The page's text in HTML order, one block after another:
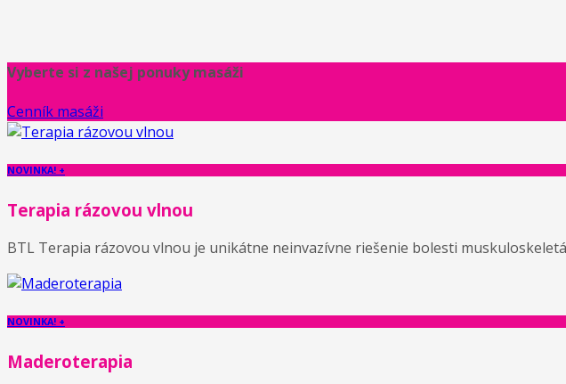
Vyberte si z našej ponuky masáži
Cenník masáži
NOVINKA! +
Terapia rázovou vlnou
BTL Terapia rázovou vlnou je unikátne neinvazívne riešenie bolesti
NOVINKA! +
Maderoterapia